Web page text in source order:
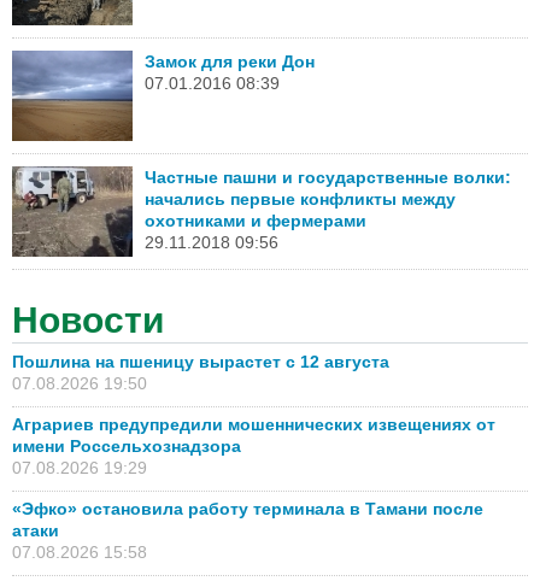
Замок для реки Дон
07.01.2016 08:39
Частные пашни и государственные волки:
начались первые конфликты между
охотниками и фермерами
29.11.2018 09:56
Новости
Пошлина на пшеницу вырастет с 12 августа
07.08.2026 19:50
Аграриев предупредили мошеннических извещениях от
имени Россельхознадзора
07.08.2026 19:29
«Эфко» остановила работу терминала в Тамани после
атаки
07.08.2026 15:58